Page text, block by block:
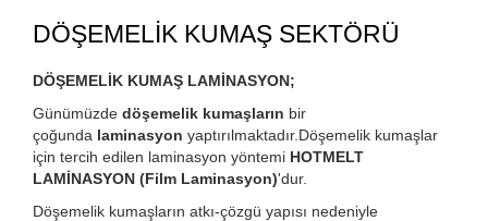
DÖŞEMELİK KUMAŞ SEKTÖRÜ
DÖŞEMELİK KUMAŞ LAMİNASYON;
Günümüzde döşemelik kumaşların bir
çoğunda laminasyon yaptırılmaktadır.Döşemelik kumaşlar
için tercih edilen laminasyon yöntemi HOTMELT
LAMİNASYON (Film Laminasyon)'dur.
Döşemelik kumaşların atkı-çözgü yapısı nedeniyle